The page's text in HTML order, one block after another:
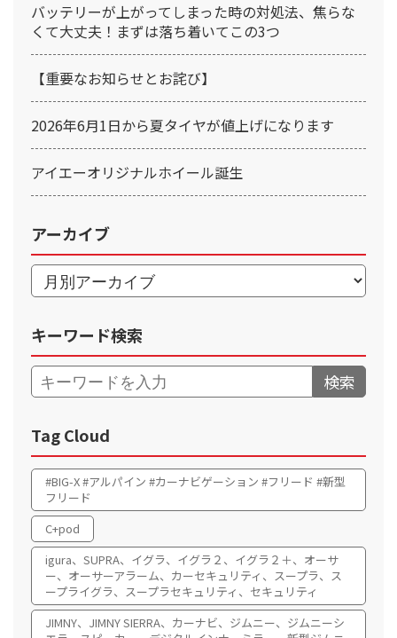
バッテリーが上がってしまった時の対処法、焦らな
くて大丈夫！まずは落ち着いてこの3つ
【重要なお知らせとお詫び】
2026年6月1日から夏タイヤが値上げになります
アイエーオリジナルホイール誕生
アーカイブ
キーワード検索
検索
Tag Cloud
#BIG-X #アルパイン #カーナビゲーション #フリード #新型
フリード
C+pod
igura、SUPRA、イグラ、イグラ２、イグラ２＋、オーサ
ー、オーサーアラーム、カーセキュリティ、スープラ、ス
ープライグラ、スープラセキュリティ、セキュリティ
JIMNY、JIMNY SIERRA、カーナビ、ジムニー、ジムニーシ